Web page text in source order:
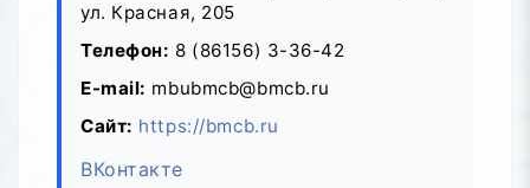
ул. Красная, 205
Телефон: 8 (86156) 3-36-42
E-mail: mbubmcb@bmcb.ru
Сайт: https://bmcb.ru
ВКонтакте